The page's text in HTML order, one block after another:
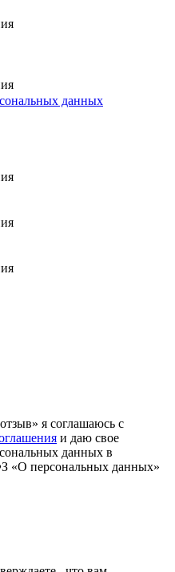
данных
я соглашаюсь с
и даю свое
данных в
«О персональных данных»